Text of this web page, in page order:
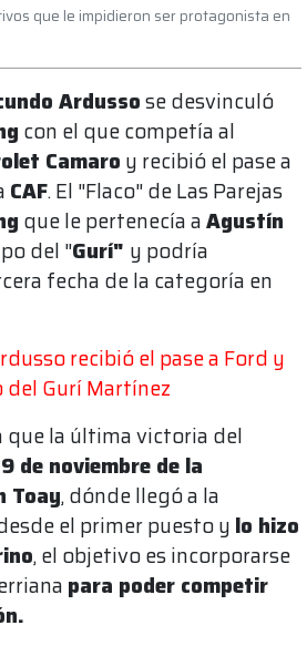
que le impidieron ser protagonista en
Ardussose desvinculó
con el que competía al
Camaro y recibió el pase a
CAF. El "Flaco" de Las Parejas
que le pertenecía aAgustín
del "Gurí" y podría
fecha de la categoría en
recibió el pase a Ford y
del Gurí Martínez
que la última victoria del
de noviembre de la
Toay, dónde llegó a la
el primer puesto y lo hizo
, el objetivo es incorporarse
para poder competir